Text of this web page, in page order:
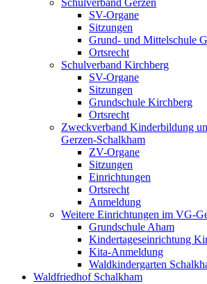
Schulverband Gerzen
SV-Organe
Sitzungen
Grund- und Mittelschule
Ortsrecht
Schulverband Kirchberg
SV-Organe
Sitzungen
Grundschule Kirchberg
Ortsrecht
Zweckverband Kinderbildung
Gerzen-Schalkham
ZV-Organe
Sitzungen
Einrichtungen
Ortsrecht
Anmeldung
Weitere Einrichtungen im VG-
Grundschule Aham
Kindertageseinrichtung
Kita-Anmeldung
Waldkindergarten
Waldfriedhof Schalkham